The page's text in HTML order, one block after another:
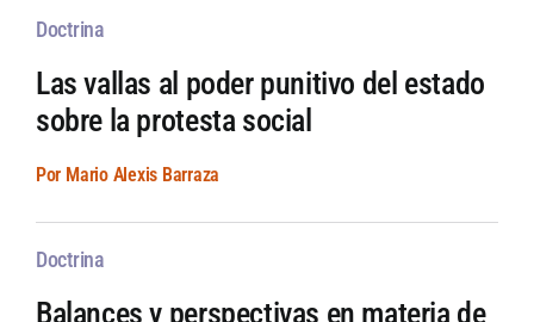
Doctrina
Las vallas al poder punitivo del estado
sobre la protesta social
Por Mario Alexis Barraza
Doctrina
Balances y perspectivas en materia de